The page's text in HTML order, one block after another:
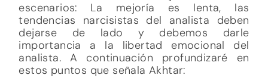
escenarios: La mejoría es lenta, las
tendencias narcisistas del analista deben
dejarse de lado y debemos darle
importancia a la libertad emocional del
analista. A continuación profundizaré en
estos puntos que señala Akhtar: